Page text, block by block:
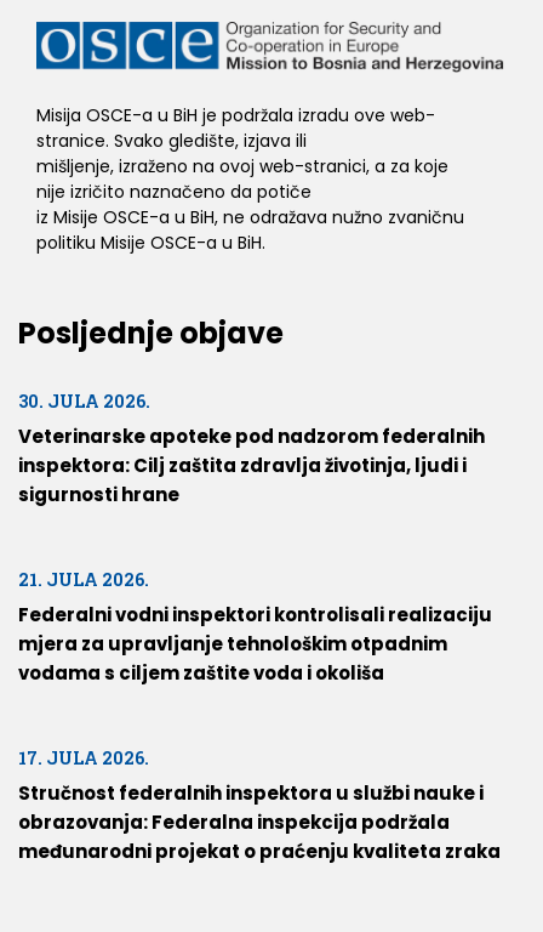
Misija OSCE-a u BiH je podržala izradu ove web-
stranice. Svako gledište, izjava ili
mišljenje, izraženo na ovoj web-stranici, a za koje
nije izričito naznačeno da potiče
iz Misije OSCE-a u BiH, ne odražava nužno zvaničnu
politiku Misije OSCE-a u BiH.
Posljednje objave
30. JULA 2026.
Veterinarske apoteke pod nadzorom federalnih
inspektora: Cilj zaštita zdravlja životinja, ljudi i
sigurnosti hrane
21. JULA 2026.
Federalni vodni inspektori kontrolisali realizaciju
mjera za upravljanje tehnološkim otpadnim
vodama s ciljem zaštite voda i okoliša
17. JULA 2026.
Stručnost federalnih inspektora u službi nauke i
obrazovanja: Federalna inspekcija podržala
međunarodni projekat o praćenju kvaliteta zraka